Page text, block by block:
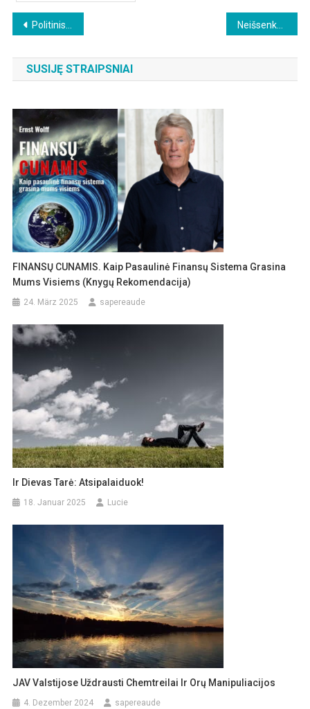
Beitragsnavigation
Politinis chaosas Vašingtone
SUSIJĘ STRAIPSNIAI
FINANSŲ CUNAMIS. Kaip Pasaulinė Finansų Sistema Grasina
Mums Visiems (knygų Rekomendacija)
24. März 2025 sapereaude
Ir Dievas Tarė: Atsipalaiduok!
18. Januar 2025 Lucie
JAV Valstijose Uždrausti Chemtreilai Ir Orų Manipuliacijos
4. Dezember 2024 sapereaude